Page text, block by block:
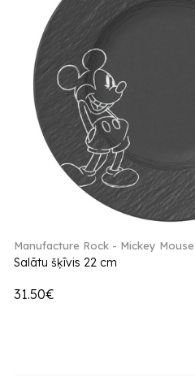
Manufacture Rock - Mickey Mouse
Salātu šķīvis 22 cm
31.50€